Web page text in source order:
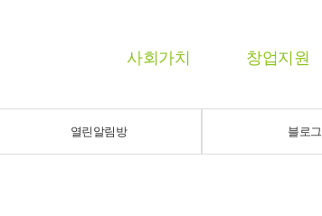
사회가치 창업지원
열린알림방 블로그